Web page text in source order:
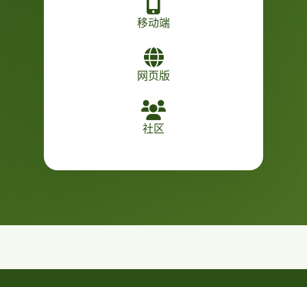
移动端
网页版
社区